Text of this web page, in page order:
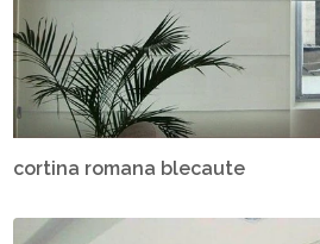
cortina romana blecaute